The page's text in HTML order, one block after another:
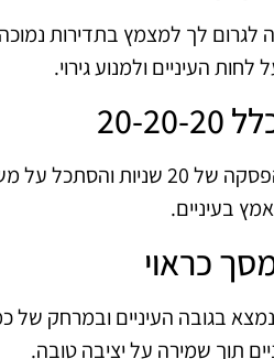
לך למצמץ בתדירות נמוכה
העיניים ולמנוע גירוי.
20
בעיניים.
כראוי
בגובה העיניים ובמרחק של
תוך שמירה על יציבה טובה.